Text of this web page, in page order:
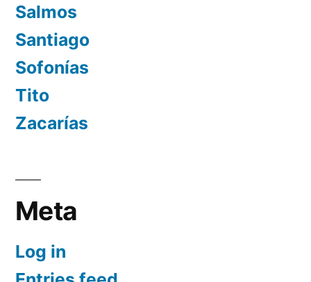
Salmos
Santiago
Sofonías
Tito
Zacarías
Meta
Log in